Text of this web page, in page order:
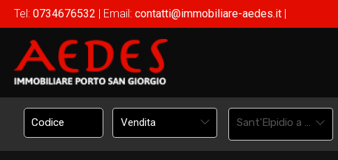
Tel: 0734676532 | Email: contatti@immobiliare-aedes.it |
Vendita Sant'Elpidio a Mare